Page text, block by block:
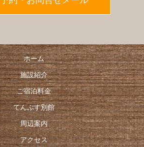
ホーム
施設紹介
ご宿泊料金
てんぷす別館
周辺案内
アクセス